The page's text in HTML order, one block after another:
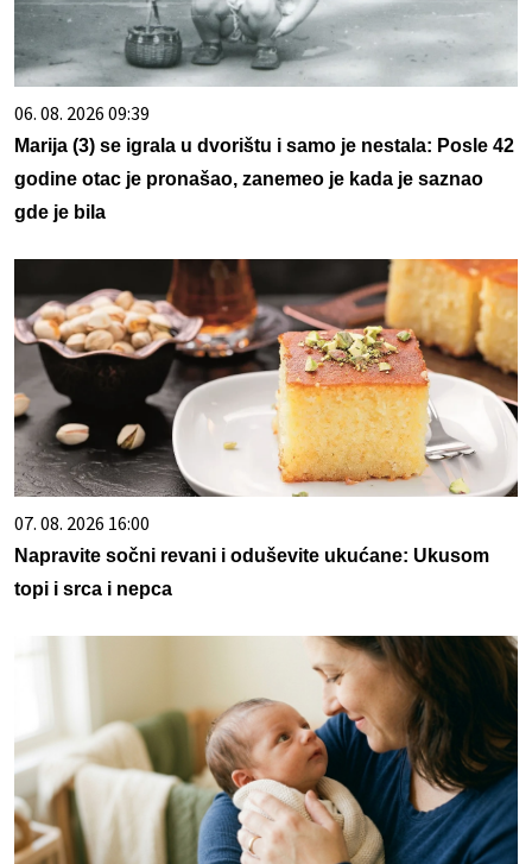
06. 08. 2026 09:39
Marija (3) se igrala u dvorištu i samo je nestala: Posle 42
godine otac je pronašao, zanemeo je kada je saznao
gde je bila
07. 08. 2026 16:00
Napravite sočni revani i oduševite ukućane: Ukusom
topi i srca i nepca